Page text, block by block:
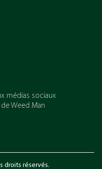
médias sociaux
Weed Man
droits réservés.